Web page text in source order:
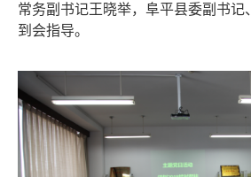
常务副书记王晓举，阜平县委副书记
到会指导。